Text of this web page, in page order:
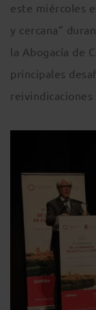
este miércoles
y cercana”
la Abogacía de
principales